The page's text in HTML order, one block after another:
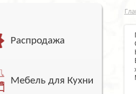
Распродажа
Мебель для Кухни